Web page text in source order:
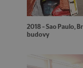
2018 – Sao Paulo,
budovy